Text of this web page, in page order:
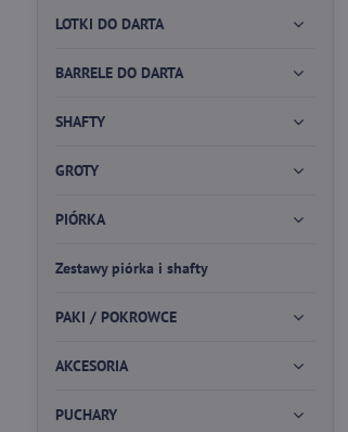
LOTKI DO DARTA
BARRELE DO DARTA
SHAFTY
GROTY
PIÓRKA
Zestawy piórka i shafty
PAKI / POKROWCE
AKCESORIA
PUCHARY